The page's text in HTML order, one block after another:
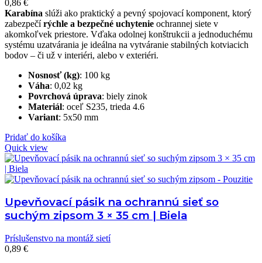
0,86 €
Karabína slúži ako praktický a pevný spojovací komponent, ktorý
zabezpečírýchle a bezpečné uchytenie ochrannej siete v
akomkoľvek priestore. Vďaka odolnej konštrukcii a jednoduchému
systému uzatvárania je ideálna na vytváranie stabilných kotviacich
bodov – či už v interiéri, alebo v exteriéri.
Nosnosť (kg): 100 kg
Váha: 0,02 kg
Povrchová úprava: biely zinok
Materiál: oceľ S235, trieda 4.6
Variant: 5x50 mm
Pridať do košíka
Quick view
Upevňovací pásik na ochrannú sieť so
suchým zipsom 3 × 35 cm | Biela
Príslušenstvo na montáž sietí
0,89 €